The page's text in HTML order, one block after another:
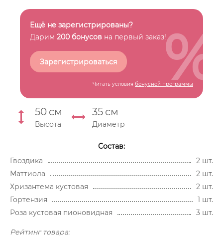
Ещё не зарегистрированы?
Дарим 200 бонусов на первый заказ!
Зарегистрироваться
Читать условия бонусной программы
%
50 см
Высота
35 см
Диаметр
Состав:
Гвоздика
2 шт.
Маттиола
2 шт.
Хризантема кустовая
2 шт.
Гортензия
1 шт.
Роза кустовая пионовидная
3 шт.
Рейтинг товара: